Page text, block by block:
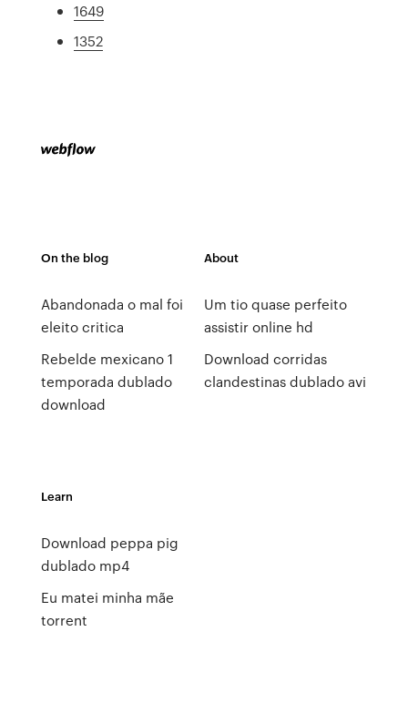
1649
1352
On the blog
Abandonada o mal foi
eleito critica
Rebelde mexicano 1
temporada dublado
download
About
Um tio quase perfeito
assistir online hd
Download corridas
clandestinas dublado avi
Learn
Download peppa pig
dublado mp4
Eu matei minha mãe
torrent